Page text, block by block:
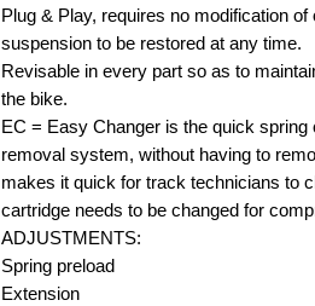
Plug & Play, requires no modification
suspension to be restored at any time.
Revisable in every part so as to
the bike.
EC = Easy Changer is the quick
removal system, without having to
makes it quick for track technicians to
cartridge needs to be changed for
ADJUSTMENTS:
Spring preload
Extension